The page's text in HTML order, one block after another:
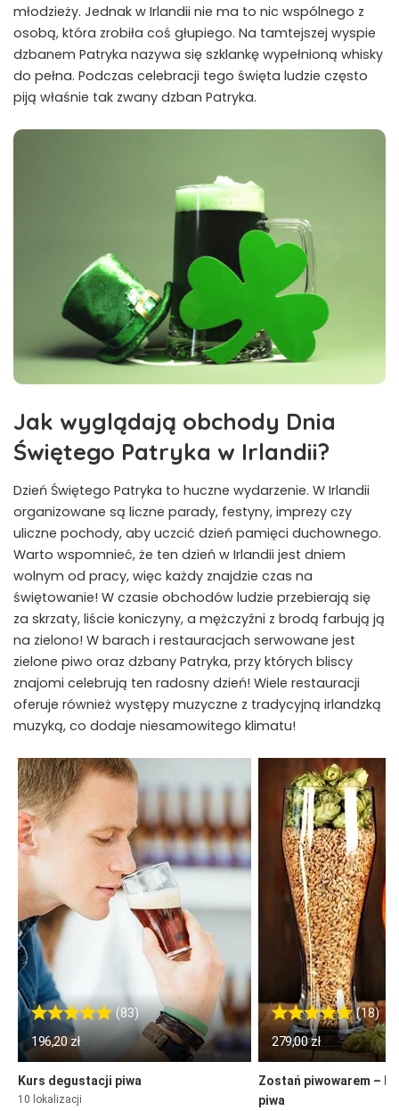
młodzieży. Jednak w Irlandii nie ma to nic wspólnego z
osobą, która zrobiła coś głupiego. Na tamtejszej wyspie
dzbanem Patryka nazywa się szklankę wypełnioną whisky
do pełna. Podczas celebracji tego święta ludzie często
piją właśnie tak zwany dzban Patryka.
Jak wyglądają obchody Dnia
Świętego Patryka w Irlandii?
Dzień Świętego Patryka to huczne wydarzenie. W Irlandii
organizowane są liczne parady, festyny, imprezy czy
uliczne pochody, aby uczcić dzień pamięci duchownego.
Warto wspomnieć, że ten dzień w Irlandii jest dniem
wolnym od pracy, więc każdy znajdzie czas na
świętowanie! W czasie obchodów ludzie przebierają się
za skrzaty, liście koniczyny, a mężczyźni z brodą farbują ją
na zielono! W barach i restauracjach serwowane jest
zielone piwo oraz dzbany Patryka, przy których bliscy
znajomi celebrują ten radosny dzień! Wiele restauracji
oferuje również występy muzyczne z tradycyjną irlandzką
muzyką, co dodaje niesamowitego klimatu!
(83)
196,20 zł
Kurs degustacji piwa
10 lokalizacji
(18)
279,00 zł
Zostań piwowarem –
piwa